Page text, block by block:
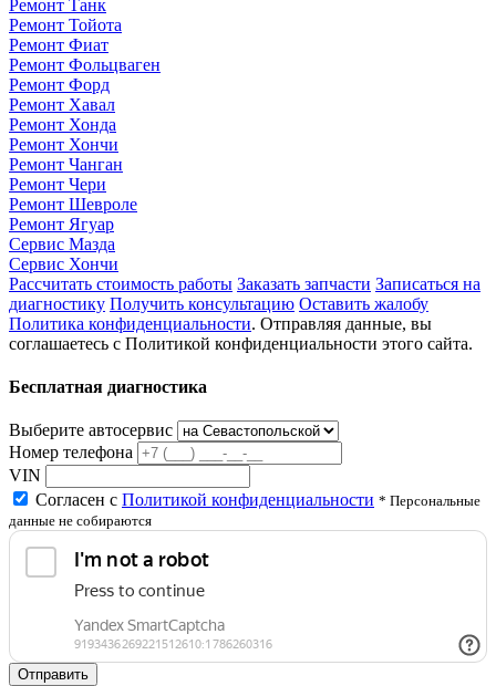
Ремонт Танк
Ремонт Тойота
Ремонт Фиат
Ремонт Фольцваген
Ремонт Форд
Ремонт Хавал
Ремонт Хонда
Ремонт Хончи
Ремонт Чанган
Ремонт Чери
Ремонт Шевроле
Ремонт Ягуар
Сервис Мазда
Сервис Хончи
Рассчитать стоимость работы Заказать запчасти Записаться на
диагностику Получить консультацию Оставить жалобу
Политика конфиденциальности. Отправляя данные, вы
соглашаетесь с Политикой конфиденциальности этого сайта.
Бесплатная диагностика
Выберите автосервис
Номер телефона
VIN
Согласен с Политикой конфиденциальности * Персональные
данные не собираются
Отправить